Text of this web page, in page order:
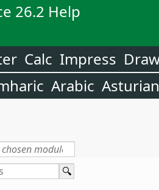
26.2 Help
Calc Impress
Arabic Asturian